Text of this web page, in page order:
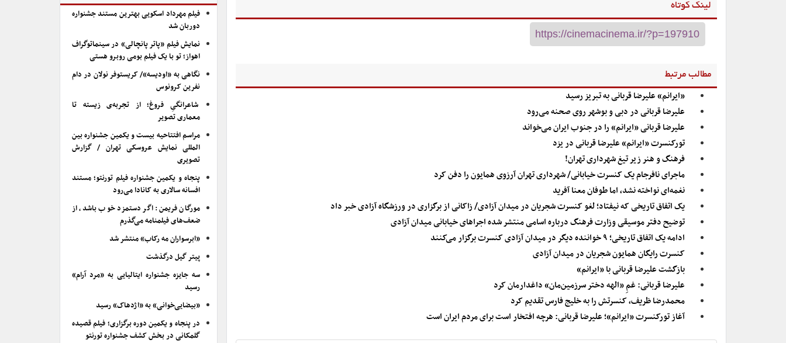
لینک کوتاه
مطالب مرتبط
«ایرانم» علیرضا قربانی به تبریز رسید
علیرضا قربانی در دبی و بوشهر روی صحنه می‌رود
علیرضا قربانی «ایرانم» را در جنوب ایران می‌خواند
تورکنسرت «ایرانم» علیرضا قربانی در یزد
فرهنگ و هنر زیر تیغ شهرداری تهران!
ماجرای نافرجام یک کنسرت خیابانی/ شهرداری تهران آرزوی همایون را دفن کرد
نغمه‌ای نواخته نشد، اما طوفان معنا آفرید
یک اتفاق تاریخی که نیفتاد؛ لغو کنسرت شجریان در میدان آزادی/ زاکانی از برگزاری در ورزشگاه آزادی خبر داد
توضیح دفتر موسیقی وزارت فرهنگ درباره اسامی منتشر شده اجراهای خیابانی میدان آزادی
ادامه یک اتفاق تاریخی؛ ۹ خواننده دیگر در میدان آزادی کنسرت برگزار می‌کنند
کنسرت رایگان همایون شجریان در میدان آزادی
بازگشت علیرضا قربانی با «ایرانم»
علیرضا قربانی: غمِ «الهه دختر سرزمین‌مان» داغدارمان کرد
محمدرضا ظریف، کنسرتش را به خلیج فارس تقدیم کرد
آغاز تورکنسرت «ایرانم»؛ علیرضا قربانی: هرچه افتخار است برای مردم ایران است
فیلم مهرداد اسکویی بهترین مستند جشنواره
دوربان شد
نمایش فیلم «پاتر پانچالی» در سینماتوگراف
اهواز؛ تو با یک فیلم بومی روبرو هستی
نگاهی به «اودیسه»/ کریستوفر نولان در دام
نفرین کرونوس
شاعرانگیِ فروغ؛ از تجربه‌ی زیسته تا
معماری تصویر
مراسم افتتاحیه بیست و یکمین جشنواره بین
المللی نمایش عروسکی تهران / گزارش
تصویری
پنجاه و یکمین جشنواره فیلم تورنتو؛ مستند
افسانه سالاری به کانادا می‌رود
مورگان فریمن: اگر دستمزد خوب باشد، از
ضعف‌های فیلمنامه می‌گذرم
«ابرسواران مه رکاب» منتشر شد
پیتر گیل درگذشت
سه جایزه جشنواره ایتالیایی به «مرد آرام»
رسید
«بیضایی‌خوانی» به «اژدهاک» رسید
در پنجاه و یکمین دوره برگزاری؛ فیلم قصیده
گلمکانی در بخش کشف جشنواره تورنتو